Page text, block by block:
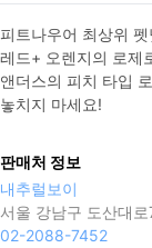
피트나우어 최상위
레드+ 오렌지의 로제
앤더스의 피치 타입
놓치지 마세요!
판매처 정보
내추럴보이
서울 강남구 도산대
02-2088-7452